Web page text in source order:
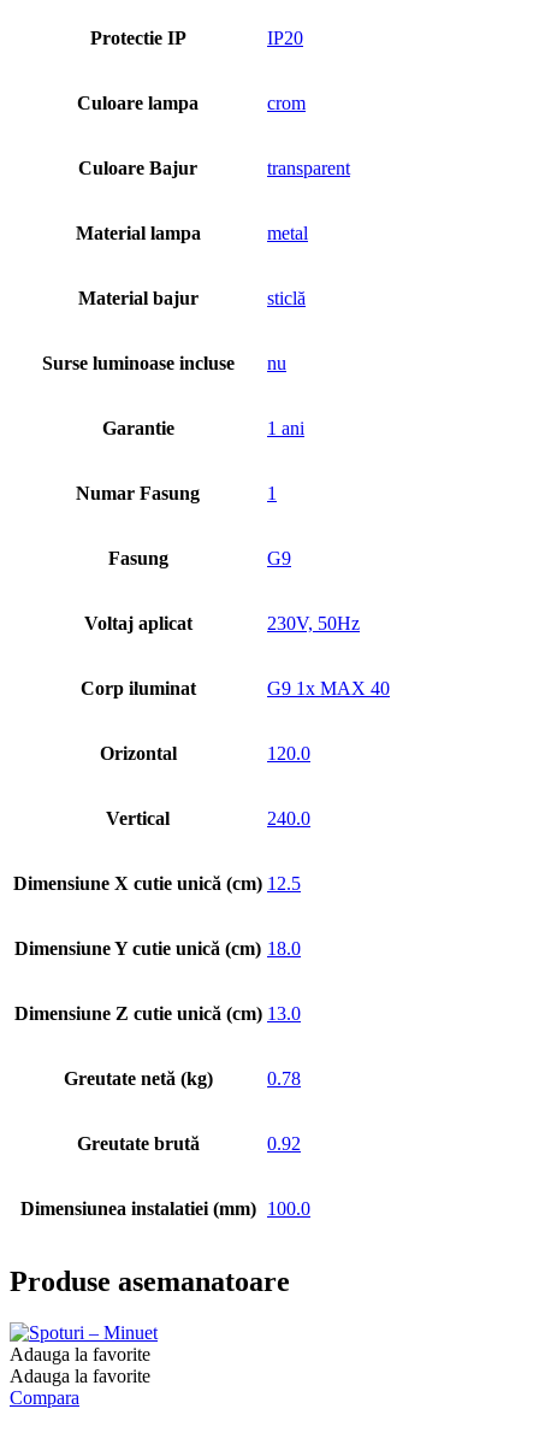
Protectie IP IP20
Culoare lampa crom
Culoare Bajur transparent
Material lampa metal
Material bajur sticlă
Surse luminoase incluse nu
Garantie 1 ani
Numar Fasung 1
Fasung G9
Voltaj aplicat 230V, 50Hz
Corp iluminat G9 1x MAX 40
Orizontal 120.0
Vertical 240.0
Dimensiune X cutie unică (cm) 12.5
Dimensiune Y cutie unică (cm) 18.0
Dimensiune Z cutie unică (cm) 13.0
Greutate netă (kg) 0.78
Greutate brută 0.92
Dimensiunea instalatiei (mm) 100.0
Produse asemanatoare
Adauga la favorite
Adauga la favorite
Compara